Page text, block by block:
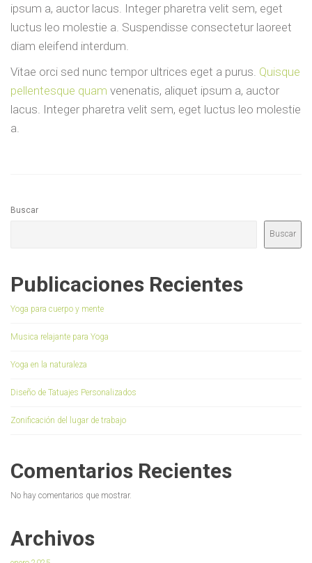
ipsum a, auctor lacus. Integer pharetra velit sem, eget
luctus leo molestie a. Suspendisse consectetur laoreet
diam eleifend interdum.
Vitae orci sed nunc tempor ultrices eget a purus. Quisque
pellentesque quam venenatis, aliquet ipsum a, auctor
lacus. Integer pharetra velit sem, eget luctus leo molestie
a.
Buscar
Buscar
Publicaciones Recientes
Yoga para cuerpo y mente
Musica relajante para Yoga
Yoga en la naturaleza
Diseño de Tatuajes Personalizados
Zonificación del lugar de trabajo
Comentarios Recientes
No hay comentarios que mostrar.
Archivos